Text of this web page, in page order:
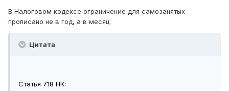
В Налоговом кодексе ограничение для самозанятых
прописано не в год, а в месяц:
Цитата
Статья 718 НК: